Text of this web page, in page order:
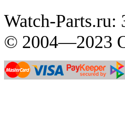
Watch-Parts.ru:
© 2004—2023